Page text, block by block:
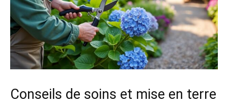
Conseils de soins et mise en terre